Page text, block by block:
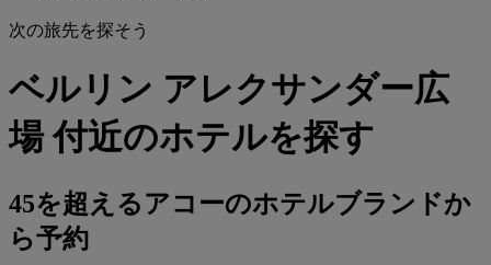
次の旅先を探そう
ベルリン アレクサンダー広
場 付近のホテルを探す
45を超えるアコーのホテルブランドか
ら予約